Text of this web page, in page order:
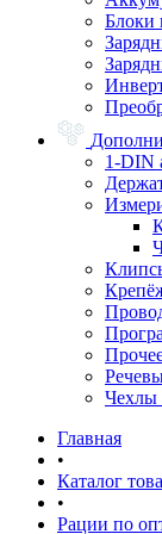
Блоки
1-DIN
Чехлы
Главная
•
Каталог
•
Рации по